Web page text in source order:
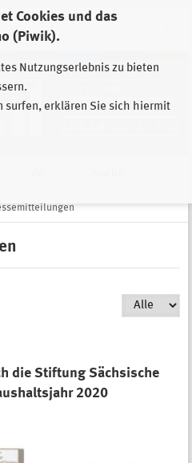
Cookies und das
(Piwik).
Nutzungserlebnis zu bieten
surfen, erklären Sie sich hiermit
die Stiftung Sächsische
2020